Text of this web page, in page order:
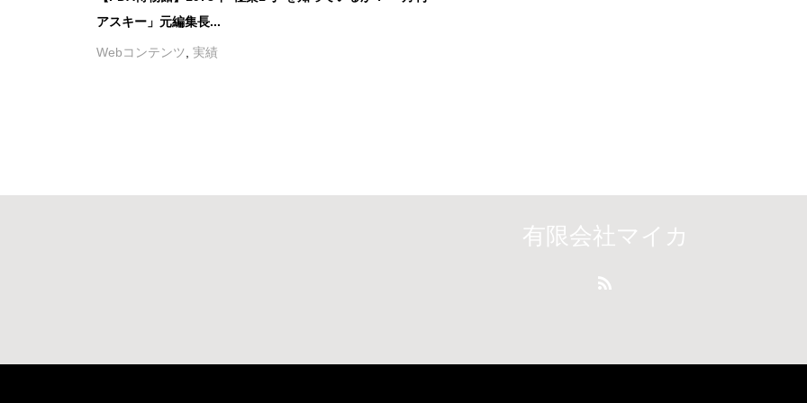
アスキー」元編集長...
Webコンテンツ 実績
有限会社マイカ